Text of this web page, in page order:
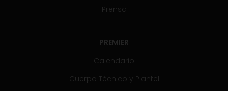
Prensa
PREMIER
Calendario
Cuerpo Técnico y Plantel